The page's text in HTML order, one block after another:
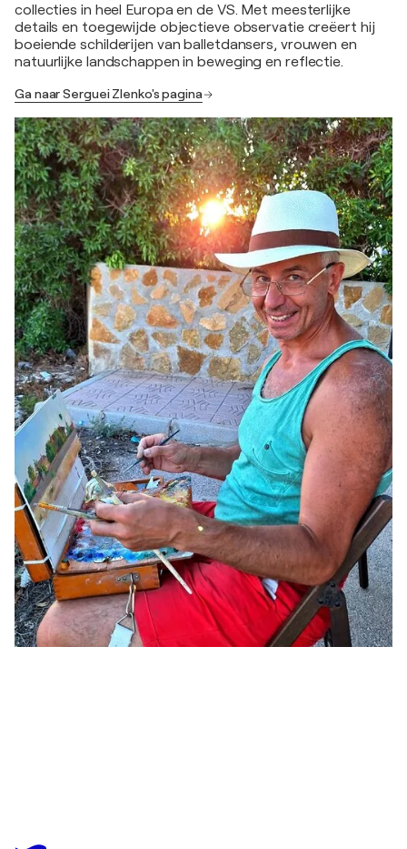
collecties in heel Europa en de VS. Met meesterlijke
details en toegewijde objectieve observatie creëert hij
boeiende schilderijen van balletdansers, vrouwen en
natuurlijke landschappen in beweging en reflectie.
Ga naar Serguei Zlenko's pagina